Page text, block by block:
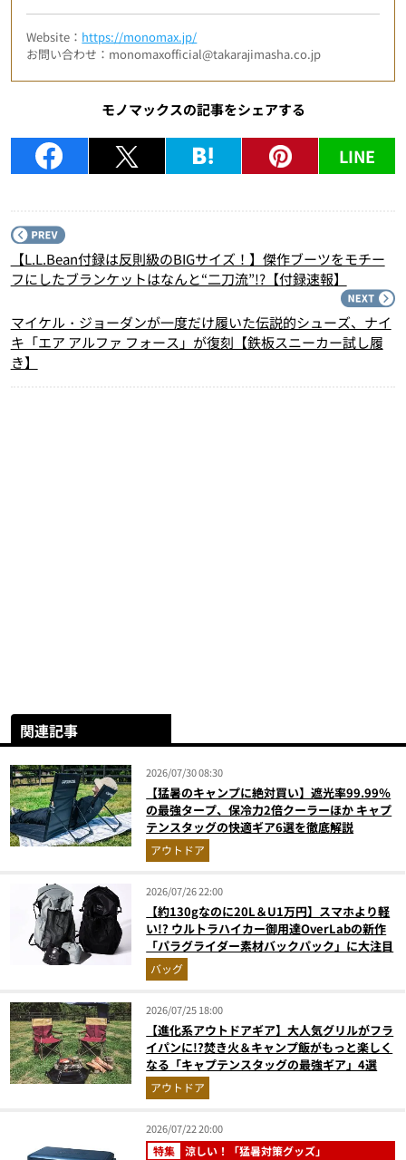
Website： https://monomax.jp/
お問い合わせ：monomaxofficial@takarajimasha.co.jp
モノマックスの記事をシェアする
LINE
【L.L.Bean付録は反則級のBIGサイズ！】傑作ブーツをモチー
フにしたブランケットはなんと“二刀流”!?【付録速報】
マイケル・ジョーダンが一度だけ履いた伝説的シューズ、ナイ
キ「エア アルファ フォース」が復刻【鉄板スニーカー試し履
き】
関連記事
2026/07/30 08:30
【猛暑のキャンプに絶対買い】遮光率99.99％
の最強タープ、保冷力2倍クーラーほか キャプ
テンスタッグの快適ギア6選を徹底解説
アウトドア
2026/07/26 22:00
【約130gなのに20L＆U1万円】スマホより軽
い!? ウルトラハイカー御用達OverLabの新作
「パラグライダー素材バックパック」に大注目
バッグ
2026/07/25 18:00
【進化系アウトドアギア】大人気グリルがフラ
イパンに!?焚き火＆キャンプ飯がもっと楽しく
なる「キャプテンスタッグの最強ギア」4選
アウトドア
2026/07/22 20:00
特集 涼しい！「猛暑対策グッズ」